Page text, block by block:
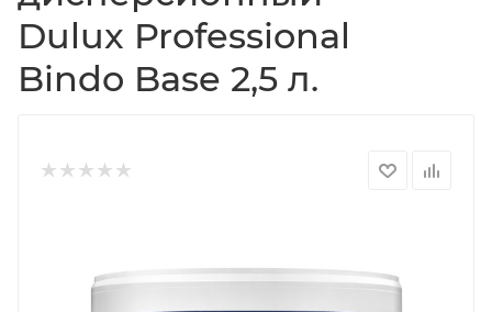
Dulux Professional
Bindo Base 2,5 л.